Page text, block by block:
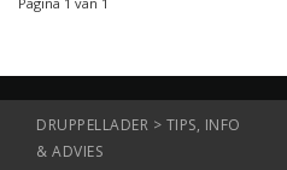
DRUPPELLADER > TIPS, INFO
& ADVIES